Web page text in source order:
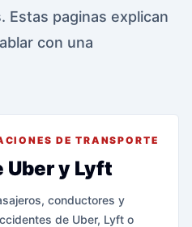
Estas paginas explican
con una
DE TRANSPORTE
y Lyft
conductores y
de Uber, Lyft o